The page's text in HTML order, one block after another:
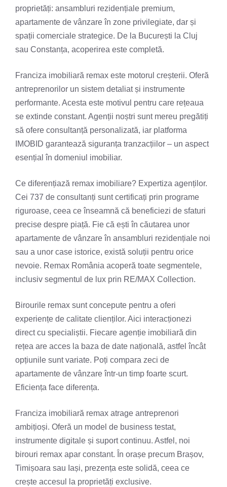
proprietăți: ansambluri rezidențiale premium,
apartamente de vânzare în zone privilegiate, dar și
spații comerciale strategice. De la București la Cluj
sau Constanța, acoperirea este completă.
Franciza imobiliară remax este motorul creșterii. Oferă
antreprenorilor un sistem detaliat și instrumente
performante. Acesta este motivul pentru care rețeaua
se extinde constant. Agenții noștri sunt mereu pregătiți
să ofere consultanță personalizată, iar platforma
IMOBID garantează siguranța tranzacțiilor – un aspect
esențial în domeniul imobiliar.
Ce diferențiază remax imobiliare? Expertiza agenților.
Cei 737 de consultanți sunt certificați prin programe
riguroase, ceea ce înseamnă că beneficiezi de sfaturi
precise despre piață. Fie că ești în căutarea unor
apartamente de vânzare în ansambluri rezidențiale noi
sau a unor case istorice, există soluții pentru orice
nevoie. Remax România acoperă toate segmentele,
inclusiv segmentul de lux prin RE/MAX Collection.
Birourile remax sunt concepute pentru a oferi
experiențe de calitate clienților. Aici interacționezi
direct cu specialiștii. Fiecare agenție imobiliară din
rețea are acces la baza de date națională, astfel încât
opțiunile sunt variate. Poți compara zeci de
apartamente de vânzare într-un timp foarte scurt.
Eficiența face diferența.
Franciza imobiliară remax atrage antreprenori
ambițioși. Oferă un model de business testat,
instrumente digitale și suport continuu. Astfel, noi
birouri remax apar constant. În orașe precum Brașov,
Timișoara sau Iași, prezența este solidă, ceea ce
crește accesul la proprietăți exclusive.